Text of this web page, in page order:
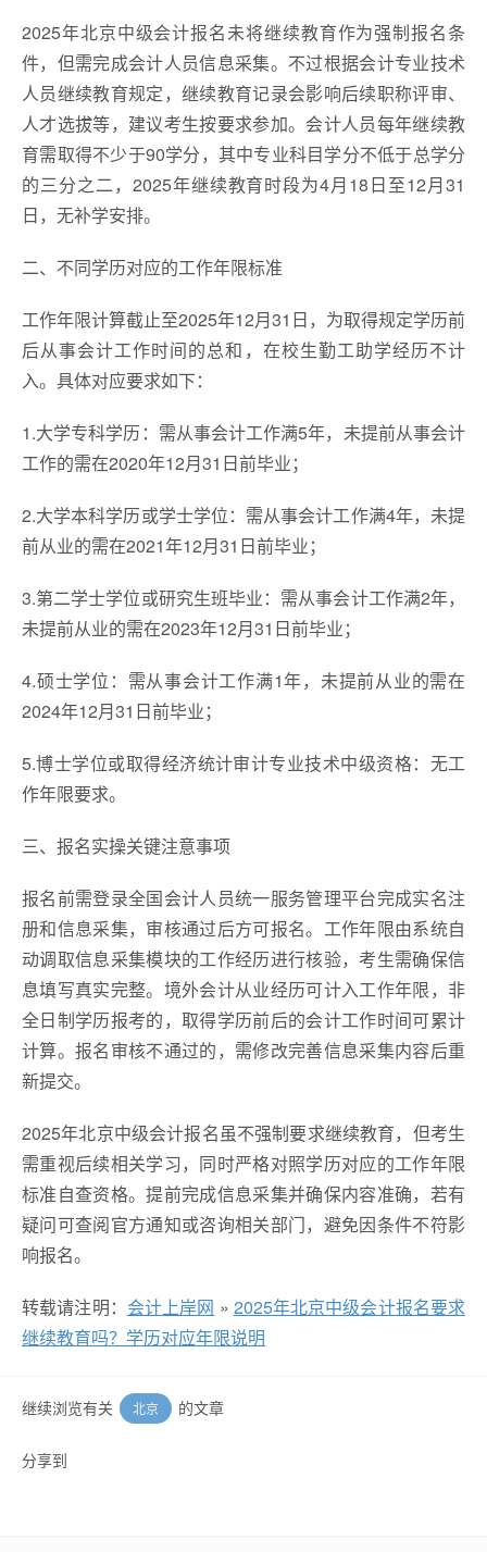
2025年北京中级会计报名未将继续教育作为强制报名条
件，但需完成会计人员信息采集。不过根据会计专业技术
人员继续教育规定，继续教育记录会影响后续职称评审、
人才选拔等，建议考生按要求参加。会计人员每年继续教
育需取得不少于90学分，其中专业科目学分不低于总学分
的三分之二，2025年继续教育时段为4月18日至12月31
日，无补学安排。
二、不同学历对应的工作年限标准
工作年限计算截止至2025年12月31日，为取得规定学历前
后从事会计工作时间的总和，在校生勤工助学经历不计
入。具体对应要求如下：
1.大学专科学历：需从事会计工作满5年，未提前从事会计
工作的需在2020年12月31日前毕业；
2.大学本科学历或学士学位：需从事会计工作满4年，未提
前从业的需在2021年12月31日前毕业；
3.第二学士学位或研究生班毕业：需从事会计工作满2年，
未提前从业的需在2023年12月31日前毕业；
4.硕士学位：需从事会计工作满1年，未提前从业的需在
2024年12月31日前毕业；
5.博士学位或取得经济统计审计专业技术中级资格：无工
作年限要求。
三、报名实操关键注意事项
报名前需登录全国会计人员统一服务管理平台完成实名注
册和信息采集，审核通过后方可报名。工作年限由系统自
动调取信息采集模块的工作经历进行核验，考生需确保信
息填写真实完整。境外会计从业经历可计入工作年限，非
全日制学历报考的，取得学历前后的会计工作时间可累计
计算。报名审核不通过的，需修改完善信息采集内容后重
新提交。
2025年北京中级会计报名虽不强制要求继续教育，但考生
需重视后续相关学习，同时严格对照学历对应的工作年限
标准自查资格。提前完成信息采集并确保内容准确，若有
疑问可查阅官方通知或咨询相关部门，避免因条件不符影
响报名。
转载请注明： 会计上岸网 » 2025年北京中级会计报名要求
继续教育吗？学历对应年限说明
继续浏览有关 北京 的文章
分享到